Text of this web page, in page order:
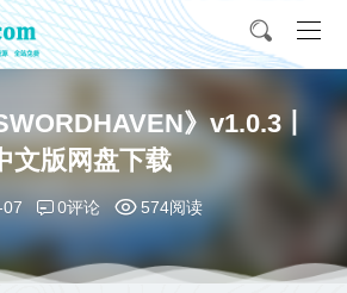
》v1.0.3丨
文版网盘下载
07 0评论 574阅读